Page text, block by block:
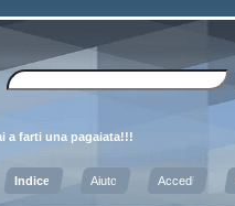
a farti una pagaiata!!!
Indice Aiuto Accedi